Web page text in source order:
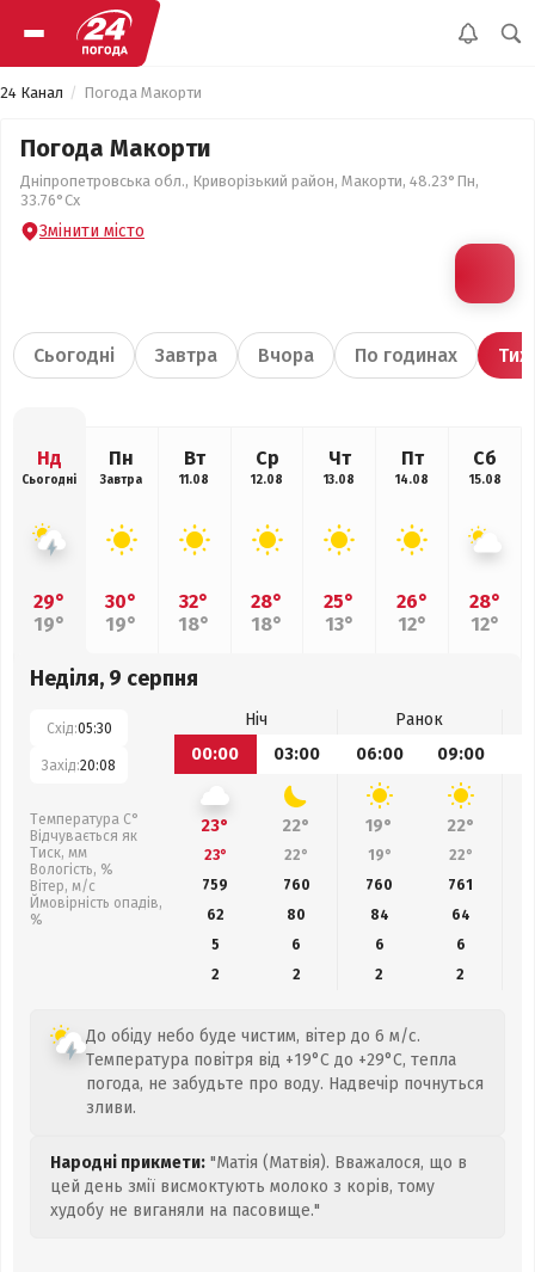
24 Канал Погода Макорти
Погода Макорти
Дніпропетровська обл., Криворізький район, Макорти, 48.23°Пн,
33.76°Сх
Змінити місто
Сьогодні Завтра Вчора По годинах
Нд
Сьогодні
29°
19°
Пн
Завтра
30°
19°
Вт
11.08
32°
18°
Ср
12.08
28°
18°
Чт
13.08
25°
13°
Пт
14.08
26°
12°
Сб
15.08
28°
12°
Неділя, 9 серпня
Схід:05:30
Захід:20:08
Температура С°
Відчувається як
Тиск, мм
Вологість, %
Вітер, м/с
Ймовірність опадів,
%
Ніч
Ранок
00:00
03:00 06:00 09:00
23° 22° 19° 22°
23° 22° 19° 22°
759
760 760 761
62
80 84 64
5
6 6
6
2
2 2 2
До обіду небо буде чистим, вітер до 6 м/с.
Температура повітря від +19°C до +29°C, тепла
погода, не забудьте про воду. Надвечір почнуться
зливи.
Народні прикмети: "Матія (Матвія). Вважалося, що в
цей день змії висмоктують молоко з корів, тому
худобу не виганяли на пасовище."